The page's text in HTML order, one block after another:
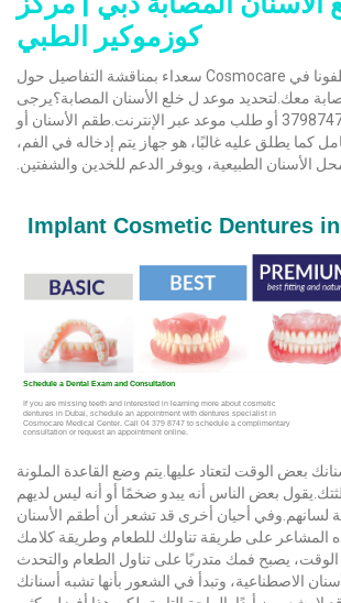
كوزموكير الطبي
سيكون أطباؤنا وموظفونا في Cosmocare سعداء بمناقشة التفاصيل حول
معك.لتحديد موعد ل خلع الأسنان المصابة؟يرجى
الاتصال على 04-3798747 أو طلب موعد عبر الإنترنت.طقم الأسنان أو
كما يطلق عليه غالبًا، هو جهاز يتم إدخاله في الفم،
الأسنان الطبيعية، ويوفر الدعم للخدين والشفتين.
بعض الوقت لتعتاد عليها.يتم وضع القاعدة الملونة
بعض الناس أنه يبدو ضخمًا أو أنه ليس لديهم
لسانهم.وفي أحيان أخرى قد تشعر أن أطقم الأسنان
المشاعر على طريقة تناولك للطعام وطريقة كلامك
يصبح فمك متدربًا على تناول الطعام والتحدث
الاصطناعية، وتبدأ في الشعور بأنها تشبه أسنانك